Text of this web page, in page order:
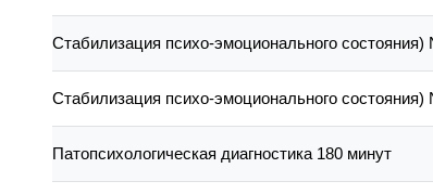
Стабилизация психо-эмоционального состояния)
Стабилизация психо-эмоционального состояния)
Патопсихологическая диагностика 180 минут